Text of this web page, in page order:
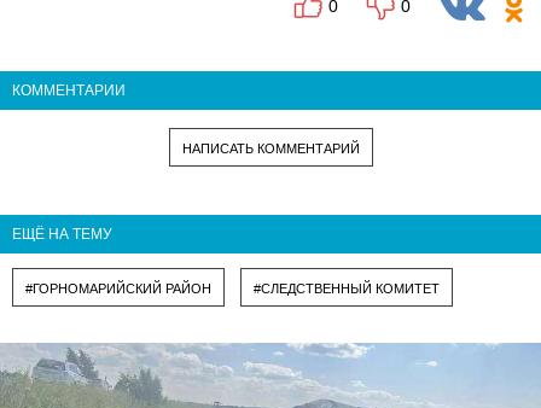
0 0
КОММЕНТАРИИ
НАПИСАТЬ КОММЕНТАРИЙ
ЕЩЁ НА ТЕМУ
#ГОРНОМАРИЙСКИЙ РАЙОН #СЛЕДСТВЕННЫЙ КОМИТЕТ